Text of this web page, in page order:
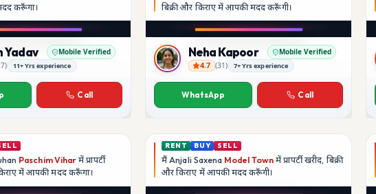
करूँगा।
Yadav Mobile Verified
) 11+ Yrs experience
Call
बिक्री और किराए में आपकी मददकरूँगी।
Neha Kapoor
Neha Kapoor Mobile Verified
4.7 (31) 7+ Yrs experience
WhatsApp Call
Paschim Vihar में प्रापर्टी
में आपकी मददकरूँगा।
RENT BUY SELL
मैंAnjali Saxena Model Townमें प्रापर्टी खरीद, बिक्री
और किराए में आपकी मददकरूँगी।